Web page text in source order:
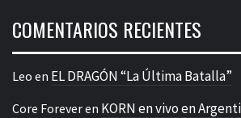
COMENTARIOS RECIENTES
Leo en EL DRAGÓN “La Última Batalla”
Core Foreveren KORN en vivo en